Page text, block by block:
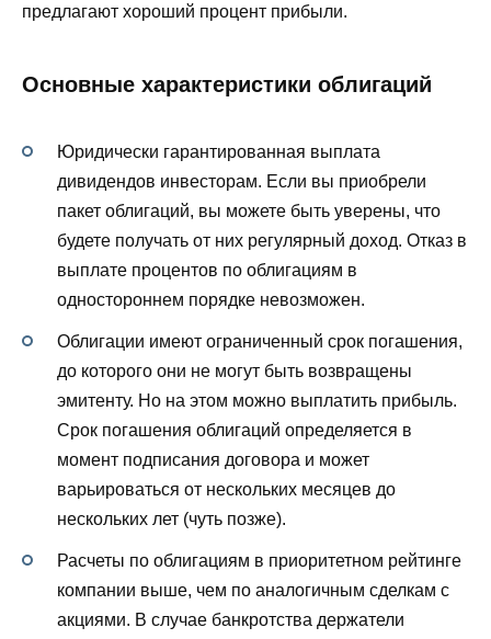
предлагают хороший процент прибыли.
Основные характеристики облигаций
Юридически гарантированная выплата
дивидендов инвесторам. Если вы приобрели
пакет облигаций, вы можете быть уверены, что
будете получать от них регулярный доход. Отказ в
выплате процентов по облигациям в
одностороннем порядке невозможен.
Облигации имеют ограниченный срок погашения,
до которого они не могут быть возвращены
эмитенту. Но на этом можно выплатить прибыль.
Срок погашения облигаций определяется в
момент подписания договора и может
варьироваться от нескольких месяцев до
нескольких лет (чуть позже).
Расчеты по облигациям в приоритетном рейтинге
компании выше, чем по аналогичным сделкам с
акциями. В случае банкротства держатели